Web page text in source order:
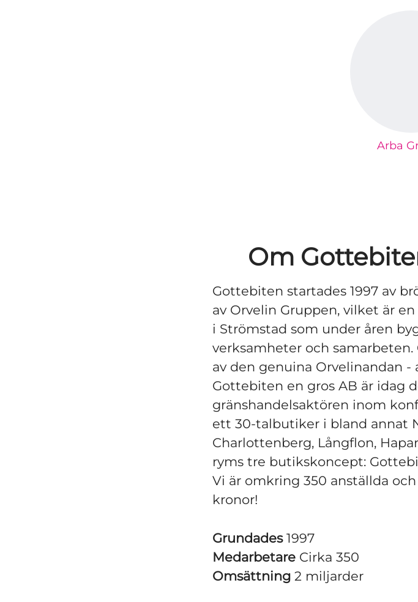
Arba
Om
Gottebiten startades 1997 av
av Orvelin Gruppen, vilket är
i Strömstad som under åren
verksamheter och
av den genuina Orvelinandan
Gottebiten en gros AB är idag
gränshandelsaktören inom
ett 30-talbutiker i bland annat
Charlottenberg, Långflon,
ryms tre butikskoncept:
Vi är omkring 350 anställda
kronor!
Grundades 1997
Medarbetare Cirka 350
Omsättning 2 miljarder